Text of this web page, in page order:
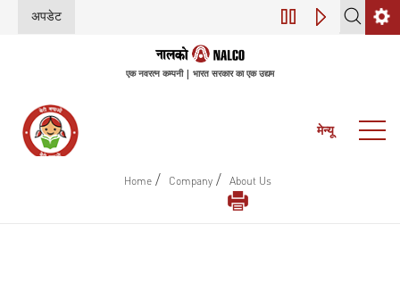
अपडेट डिजिटल परिवर्तन
एक नवरत्न कम्पनी | भारत सरकार का एक उद्यम
मेन्यू
Home / Company / About Us